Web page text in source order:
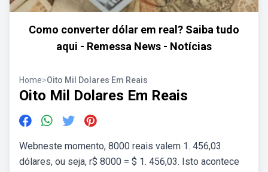
Como converter dólar em real? Saiba tudo
aqui - Remessa News - Notícias
Home>Oito Mil Dolares Em Reais
Oito Mil Dolares Em Reais
Webneste momento, 8000 reais valem 1. 456,03
dólares, ou seja, r$ 8000 = $ 1. 456,03. Isto acontece